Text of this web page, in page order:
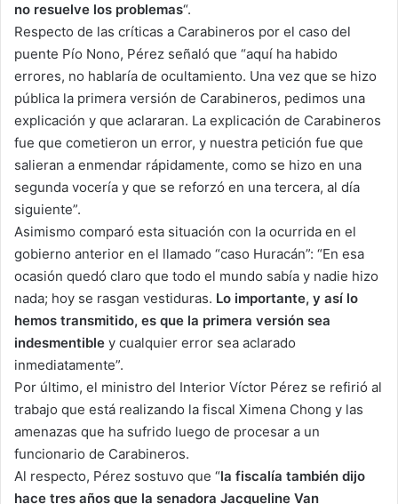
no resuelve los problemas“.
Respecto de las críticas a Carabineros por el caso del
puente Pío Nono, Pérez señaló que “aquí ha habido
errores, no hablaría de ocultamiento. Una vez que se hizo
pública la primera versión de Carabineros, pedimos una
explicación y que aclararan. La explicación de Carabineros
fue que cometieron un error, y nuestra petición fue que
salieran a enmendar rápidamente, como se hizo en una
segunda vocería y que se reforzó en una tercera, al día
siguiente”.
Asimismo comparó esta situación con la ocurrida en el
gobierno anterior en el llamado “caso Huracán”: “En esa
ocasión quedó claro que todo el mundo sabía y nadie hizo
nada; hoy se rasgan vestiduras. Lo importante, y así lo
hemos transmitido, es que la primera versión sea
indesmentible y cualquier error sea aclarado
inmediatamente”.
Por último, el ministro del Interior Víctor Pérez se refirió al
trabajo que está realizando la fiscal Ximena Chong y las
amenazas que ha sufrido luego de procesar a un
funcionario de Carabineros.
Al respecto, Pérez sostuvo que “la fiscalía también dijo
hace tres años que la senadora Jacqueline Van